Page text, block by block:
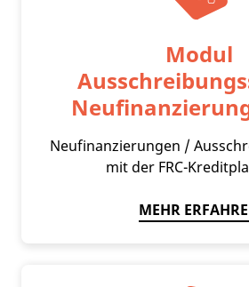
Modul
Neufinanzierungen /
mit der FRC-
MEHR